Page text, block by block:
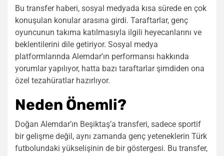
Bu transfer haberi, sosyal medyada kısa sürede en çok
konuşulan konular arasına girdi. Taraftarlar, genç
oyuncunun takıma katılmasıyla ilgili heyecanlarını ve
beklentilerini dile getiriyor. Sosyal medya
platformlarında Alemdar’ın performansı hakkında
yorumlar yapılıyor, hatta bazı taraftarlar şimdiden ona
özel tezahüratlar hazırlıyor.
Neden Önemli?
Doğan Alemdar’ın Beşiktaş’a transferi, sadece sportif
bir gelişme değil, aynı zamanda genç yeteneklerin Türk
futbolundaki yükselişinin de bir göstergesi. Bu transfer,